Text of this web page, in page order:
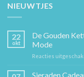
NIEUWTJES
22
okt
De Gouden
Mode
Reacties
Sieraden